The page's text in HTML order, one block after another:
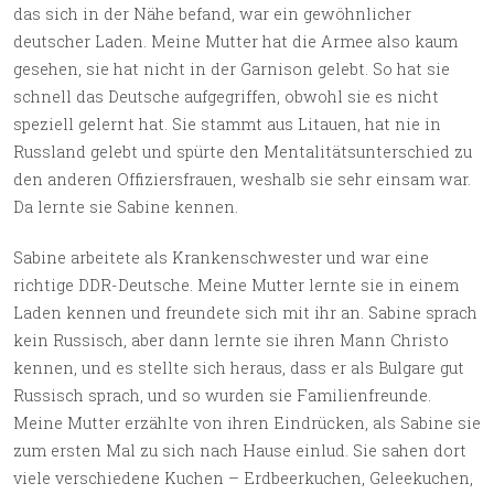
das sich in der Nähe befand, war ein gewöhnlicher
deutscher Laden. Meine Mutter hat die Armee also kaum
gesehen, sie hat nicht in der Garnison gelebt. So hat sie
schnell das Deutsche aufgegriffen, obwohl sie es nicht
speziell gelernt hat. Sie stammt aus Litauen, hat nie in
Russland gelebt und spürte den Mentalitätsunterschied zu
den anderen Offiziersfrauen, weshalb sie sehr einsam war.
Da lernte sie Sabine kennen.
Sabine arbeitete als Krankenschwester und war eine
richtige DDR-Deutsche. Meine Mutter lernte sie in einem
Laden kennen und freundete sich mit ihr an. Sabine sprach
kein Russisch, aber dann lernte sie ihren Mann Christo
kennen, und es stellte sich heraus, dass er als Bulgare gut
Russisch sprach, und so wurden sie Familienfreunde.
Meine Mutter erzählte von ihren Eindrücken, als Sabine sie
zum ersten Mal zu sich nach Hause einlud. Sie sahen dort
viele verschiedene Kuchen – Erdbeerkuchen, Geleekuchen,